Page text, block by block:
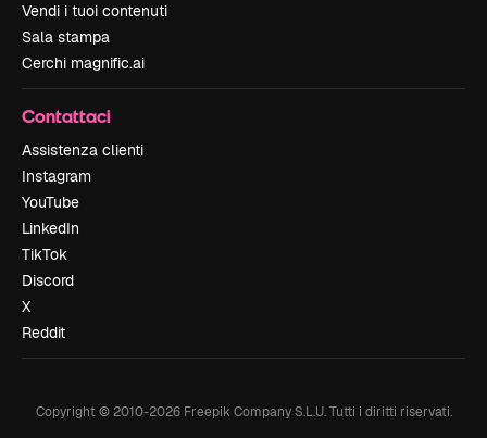
Vendi i tuoi contenuti
Sala stampa
Cerchi magnific.ai
Contattaci
Assistenza clienti
Instagram
YouTube
LinkedIn
TikTok
Discord
X
Reddit
Copyright © 2010-2026Freepik Company S.L.U. Tutti i diritti riservati.